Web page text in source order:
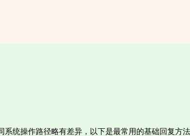
统操作路径略有差异，以下是最常用的基础回复方法